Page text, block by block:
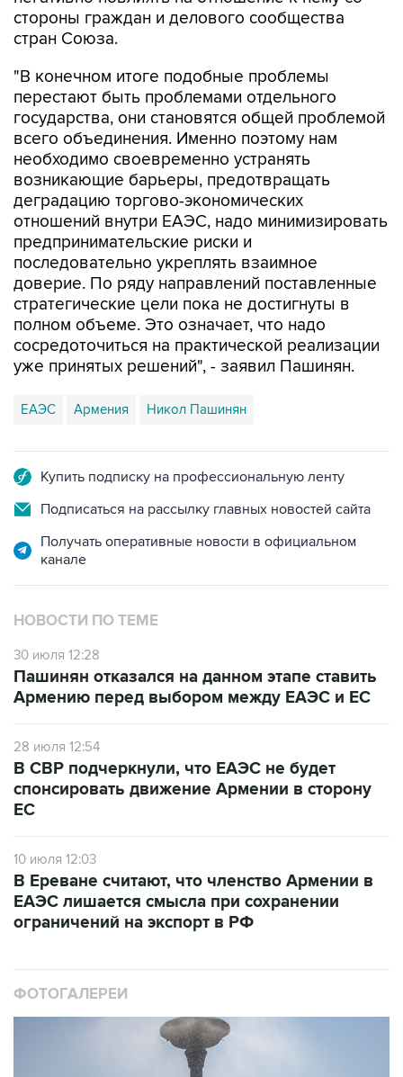
стороны граждан и делового сообщества
стран Союза.
"В конечном итоге подобные проблемы
перестают быть проблемами отдельного
государства, они становятся общей проблемой
всего объединения. Именно поэтому нам
необходимо своевременно устранять
возникающие барьеры, предотвращать
деградацию торгово-экономических
отношений внутри ЕАЭС, надо минимизировать
предпринимательские риски и
последовательно укреплять взаимное
доверие. По ряду направлений поставленные
стратегические цели пока не достигнуты в
полном объеме. Это означает, что надо
сосредоточиться на практической реализации
уже принятых решений", - заявил Пашинян.
ЕАЭС Армения Никол Пашинян
Купить подписку на профессиональную ленту
Подписаться на рассылку главных новостей сайта
Получать оперативные новости в официальном
канале
НОВОСТИ ПО ТЕМЕ
30 июля 12:28
Пашинян отказался на данном этапе ставить
Армению перед выбором между ЕАЭС и ЕС
28 июля 12:54
В СВР подчеркнули, что ЕАЭС не будет
спонсировать движение Армении в сторону
ЕС
10 июля 12:03
В Ереване считают, что членство Армении в
ЕАЭС лишается смысла при сохранении
ограничений на экспорт в РФ
ФОТОГАЛЕРЕИ